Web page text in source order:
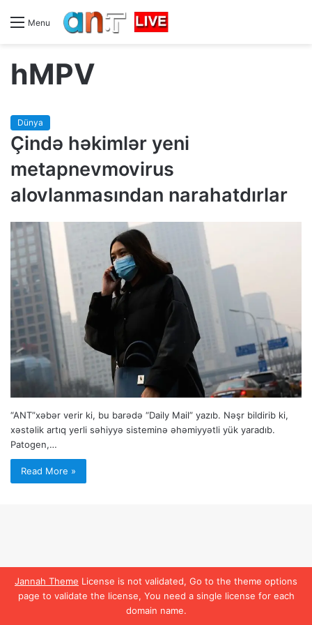
Jannah Theme License is not validated, Go to the theme options
page to validate the license, You need a single license for each
domain name.
Menu
hMPV
Dünya
Çində həkimlər yeni
metapnevmovirus
alovlanmasından narahatdırlar
“ANT”xəbər verir ki, bu barədə “Daily Mail” yazıb. Nəşr bildirib ki,
xəstəlik artıq yerli səhiyyə sisteminə əhəmiyyətli yük yaradıb.
Patogen,…
Read More »